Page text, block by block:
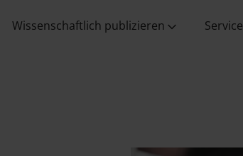
Programmbereichen
Wissenschaftlich publizieren Service